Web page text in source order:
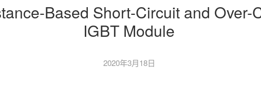
Based Short-Circuit and Over-
IGBT Module
2020年3月18日